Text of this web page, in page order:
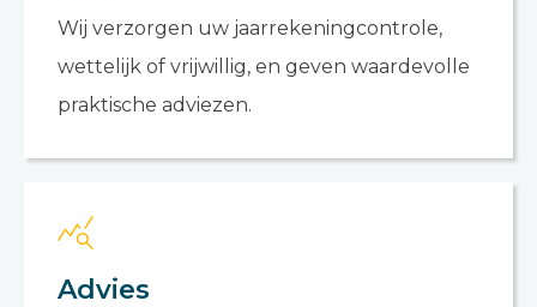
Wij verzorgen uw jaarrekeningcontrole,
wettelijk of vrijwillig, en geven waardevolle
praktische adviezen.
Advies